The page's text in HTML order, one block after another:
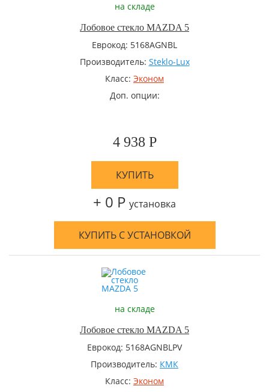
на складе
Лобовое стекло MAZDA 5
Еврокод: 5168AGNBL
Производитель: Steklo-Lux
Класс: Эконом
Доп. опции:
4 938 Р
КУПИТЬ
+ 0 Р установка
КУПИТЬ С УСТАНОВКОЙ
на складе
Лобовое стекло MAZDA 5
Еврокод: 5168AGNBLPV
Производитель: КМК
Класс: Эконом